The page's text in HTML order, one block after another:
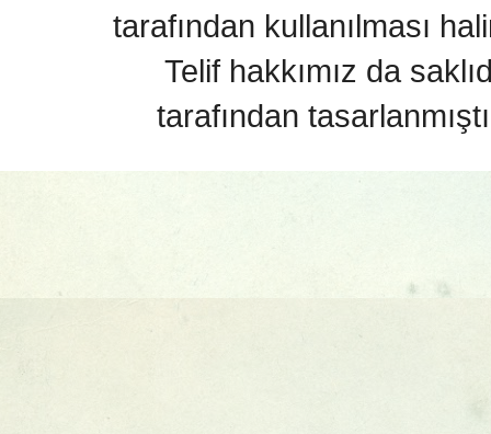
tarafından kullanılması
Telif hakkımız da
tarafından